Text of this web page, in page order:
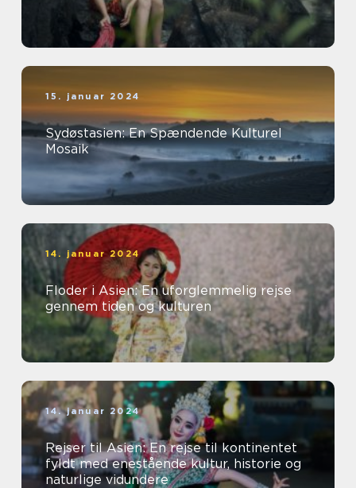
15. januar 2024
Sydøstasien: En Spændende Kulturel
Mosaik
14. januar 2024
Floder i Asien: En uforglemmelig rejse
gennem tiden og kulturen
14. januar 2024
Rejser til Asien: En rejse til kontinentet
fyldt med enestående kultur, historie og
naturlige vidundere